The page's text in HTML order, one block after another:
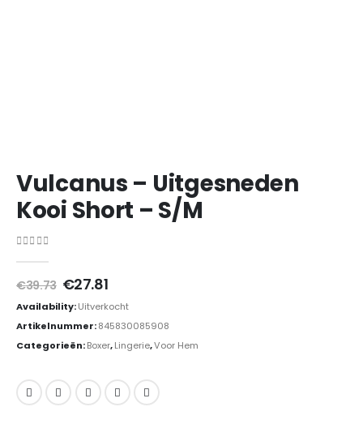
Vulcanus – Uitgesneden
Kooi Short – S/M
€39.73 Oorspronkelijke
prijs
was:
€39.73.
€27.81Huidige
is:
€27.81.
Availability:Uitverkocht
Artikelnummer:845830085908
Categorieën:Boxer,Lingerie,Voor Hem